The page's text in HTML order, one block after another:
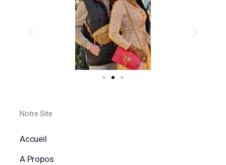
Notre Site
Accueil
A Propos